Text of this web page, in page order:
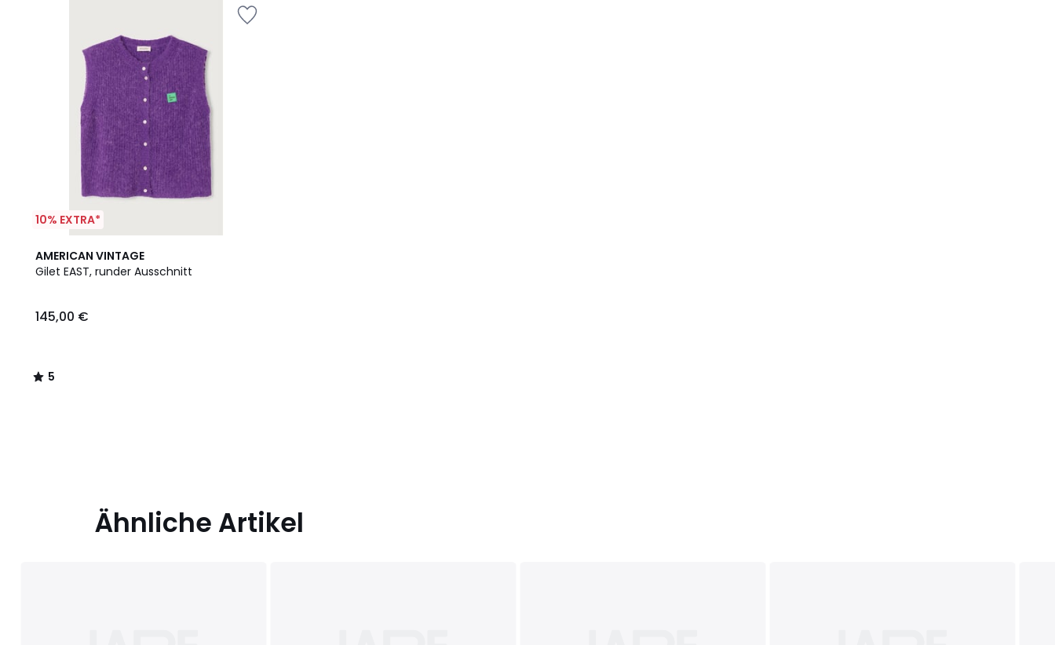
10% EXTRA*
AMERICAN VINTAGE
Gilet EAST, runder Ausschnitt
145,00 €
5
/
5
/
Ähnliche Artikel